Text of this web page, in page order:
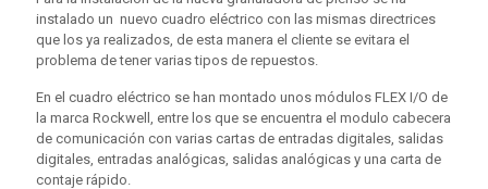
instalado un nuevo cuadro eléctrico con las mismas directrices
que los ya realizados, de esta manera el cliente se evitara el
problema de tener varias tipos de repuestos.
En el cuadro eléctrico se han montado unos módulos FLEX I/O de
la marca Rockwell, entre los que se encuentra el modulo cabecera
de comunicación con varias cartas de entradas digitales, salidas
digitales, entradas analógicas, salidas analógicas y una carta de
contaje rápido.